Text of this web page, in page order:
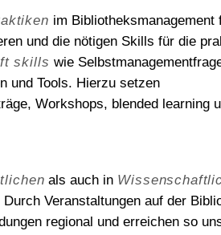
2027 im Bibliotheksmanagement
und die nötigen Skills für die
skills wie
und Tools. Hierzu setzen
Workshops, blended learning
als auch in
Veranstaltungen auf der
regional und erreichen so